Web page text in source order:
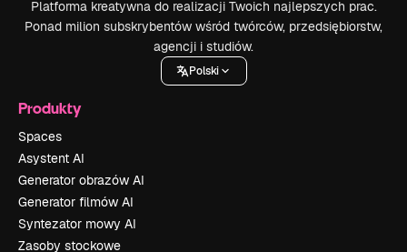
Platforma kreatywna do realizacji Twoich najlepszych prac.
Ponad milion subskrybentów wśród twórców, przedsiębiorstw,
agencji i studiów.
Polski
Produkty
Spaces
Asystent AI
Generator obrazów AI
Generator filmów AI
Syntezator mowy AI
Zasoby stockowe